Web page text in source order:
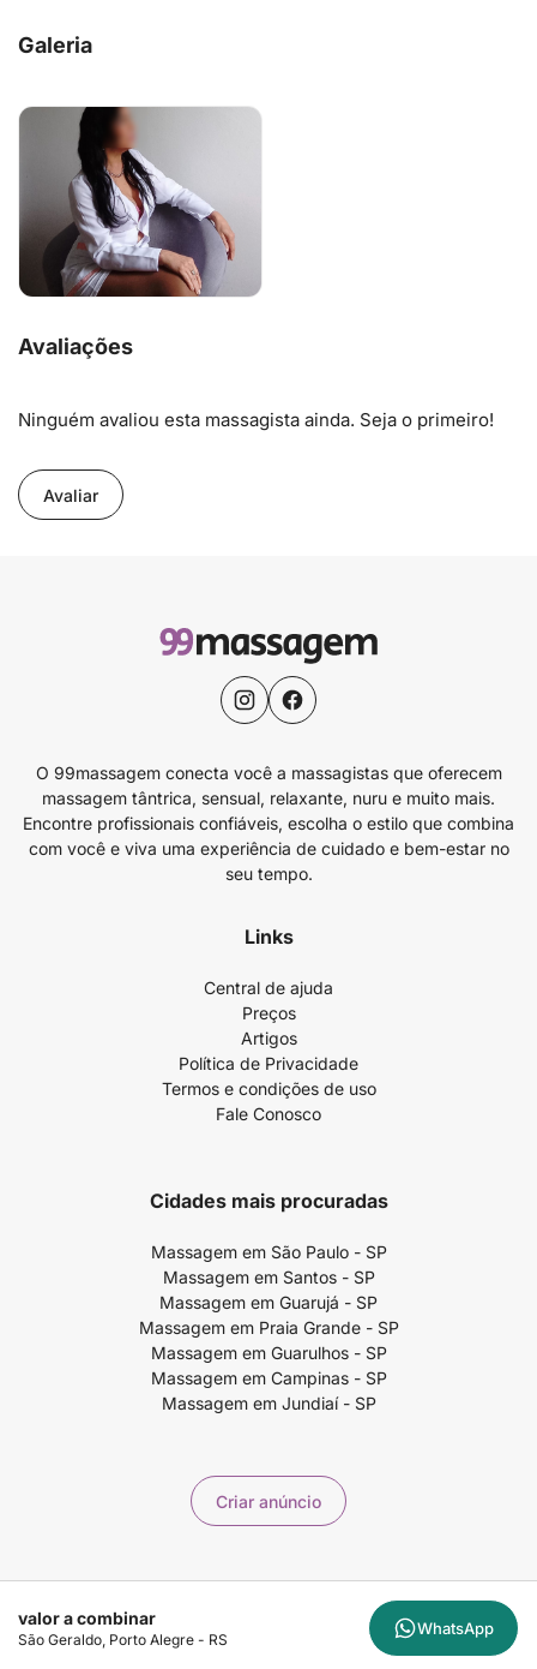
valor a combinar
São Geraldo, Porto Alegre - RS
WhatsApp
Galeria
Avaliações
Ninguém avaliou esta massagista ainda. Seja o primeiro!
Avaliar
O 99massagem conecta você a massagistas que oferecem
massagem tântrica, sensual, relaxante, nuru e muito mais.
Encontre profissionais confiáveis, escolha o estilo que combina
com você e viva uma experiência de cuidado e bem-estar no
seu tempo.
Links
Central de ajuda
Preços
Artigos
Política de Privacidade
Termos e condições de uso
Fale Conosco
Cidades mais procuradas
Massagem em São Paulo - SP
Massagem em Santos - SP
Massagem em Guarujá - SP
Massagem em Praia Grande - SP
Massagem em Guarulhos - SP
Massagem em Campinas - SP
Massagem em Jundiaí - SP
Criar anúncio
Copyright ©2026 99massagem.com.br - 99Massagem Publicidade e
Marketing LTDA - CNPJ 60.721.568/0001-23 - Av. Paulista, 1636 - CJ4 /
Sala 1504 - São Paulo - SP, 01310-200